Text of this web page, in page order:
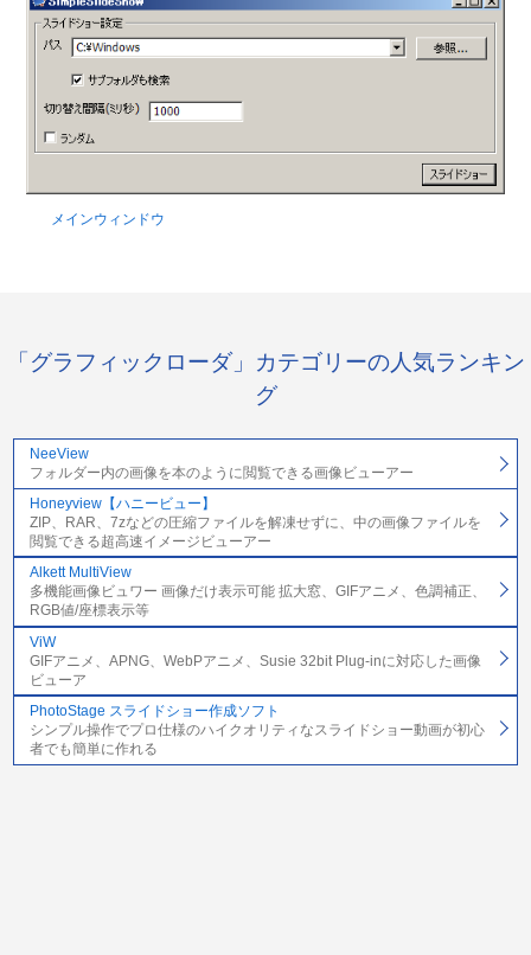
メインウィンドウ
「グラフィックローダ」カテゴリーの人気ランキン
グ
NeeView
フォルダー内の画像を本のように閲覧できる画像ビューアー
Honeyview【ハニービュー】
ZIP、RAR、7zなどの圧縮ファイルを解凍せずに、中の画像ファイルを
閲覧できる超高速イメージビューアー
Alkett MultiView
多機能画像ビュワー 画像だけ表示可能 拡大窓、GIFアニメ、色調補正、
RGB値/座標表示等
ViW
GIFアニメ、APNG、WebPアニメ、Susie 32bit Plug-inに対応した画像
ビューア
PhotoStage スライドショー作成ソフト
シンプル操作でプロ仕様のハイクオリティなスライドショー動画が初心
者でも簡単に作れる